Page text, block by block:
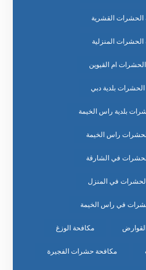
الحشرات القشرية
المنزلية
ام القيوين
بلدية دبي
بلدية راس الخيمة
راس الخيمة
في الشارقة
في المنزل
في راس الخيمة
مكافحة الوزغ
مكافحة حشرات الفجيرة